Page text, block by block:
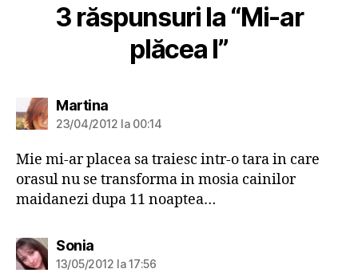
3 răspunsuri la “Mi-ar
plăcea I”
Martinaspune:
23/04/2012 la 00:14
Mie mi-ar placea sa traiesc intr-o tara in care
orasul nu se transforma in mosia cainilor
maidanezi dupa 11 noaptea…
Soniaspune:
13/05/2012 la 17:56